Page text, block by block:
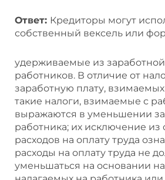
Ответ: Кредиторы могут
собственный вексель или
удерживаемые из
работников. В отличие от
заработную плату, взимаемых
такие налоги, взимаемые с
выражаются в уменьшении
работника; их исключение из
расходов на оплату труда
расходы на оплату труда не
уменьшаться на основании